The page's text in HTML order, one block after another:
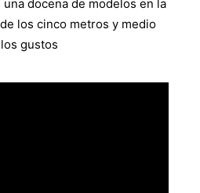
docena de modelos en la
los cinco metros y medio
gustos